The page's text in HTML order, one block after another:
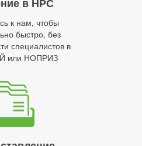
к нам, чтобы
быстро, без
специалистов в
или НОПРИЗ